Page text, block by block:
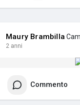
Maury Brambilla
2 anni
Commento